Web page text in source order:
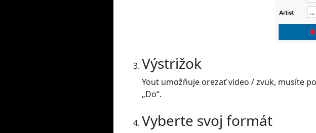
Výstrižok
Yout umožňuje orezať video / zvuk, musíte
„Do“.
Vyberte svoj formát